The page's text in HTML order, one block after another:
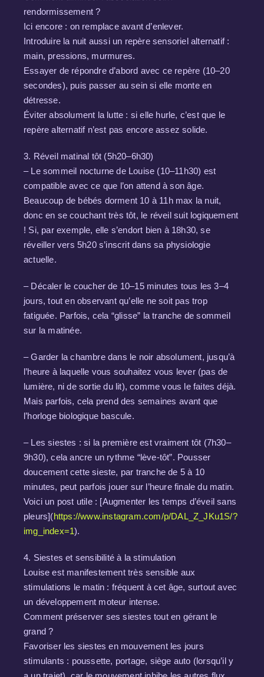
rendormissement ?
Ici encore : on remplace avant d’enlever.
Introduire la nuit aussi un repère sensoriel alternatif :
main, pressions, murmures.
Essayer de répondre d’abord avec ce repère (10–20
secondes), puis passer au sein si elle monte en
détresse.
Éviter absolument la lutte : si elle hurle, c’est que le
repère alternatif n’est pas encore assez solide.
3. Réveil matinal tôt (5h20–6h30)
– Le sommeil nocturne de Louise (10–11h30) est
compatible avec ce que l’on attend à son âge.
Beaucoup de bébés dorment 10 à 11h max la nuit,
donc en se couchant très tôt, le réveil suit logiquement
! Si, par exemple, elle s’endort bien à 18h30, se
réveiller vers 5h20 s’inscrit dans sa physiologie
actuelle.
– Décaler le coucher de 10–15 minutes tous les 3–4
jours, tout en observant qu’elle ne soit pas trop
fatiguée. Parfois, cela “glisse” la tranche de sommeil
sur la matinée.
– Garder la chambre dans le noir absolument, jusqu’à
l’heure à laquelle vous souhaitez vous lever (pas de
lumière, ni de sortie du lit), comme vous le faites déjà.
Mais parfois, cela prend des semaines avant que
l’horloge biologique bascule.
– Les siestes : si la première est vraiment tôt (7h30–
9h30), cela ancre un rythme “lève-tôt”. Pousser
doucement cette sieste, par tranche de 5 à 10
minutes, peut parfois jouer sur l’heure finale du matin.
Voici un post utile : [Augmenter les temps d’éveil sans
pleurs](https://www.instagram.com/p/DAL_Z_JKu1S/?
img_index=1).
4. Siestes et sensibilité à la stimulation
Louise est manifestement très sensible aux
stimulations le matin : fréquent à cet âge, surtout avec
un développement moteur intense.
Comment préserver ses siestes tout en gérant le
grand ?
Favoriser les siestes en mouvement les jours
stimulants : poussette, portage, siège auto (lorsqu’il y